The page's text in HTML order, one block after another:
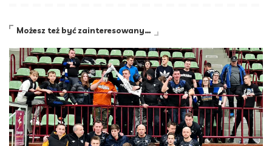
Możesz też być zainteresowany…